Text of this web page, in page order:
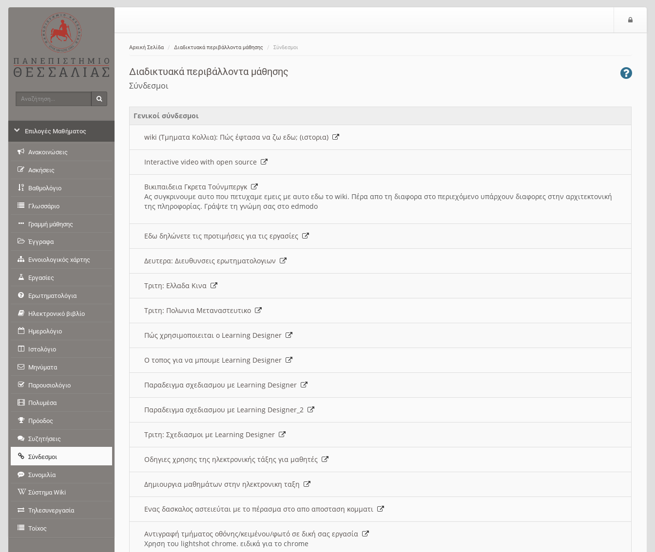
Αρχική Σελίδα Διαδικτυακά περιβάλλοντα μάθησης Σύνδεσμοι
Διαδικτυακά περιβάλλοντα μάθησης
Σύνδεσμοι
Γενικοί σύνδεσμοι
wiki (Τμηματα Κολλια): Πώς έφτασα να ζω εδω; (ιστορια)
Interactive video with open source
Βικιπαιδεια Γκρετα Τούνμπεργκ
Ας συγκρινουμε αυτο που πετυχαμε εμεις με αυτο εδω το wiki. Πέρα απο τη διαφορα στο περιεχόμενο υπάρχουν διαφορες στην αρχιτεκτονική
της πληροφορίας. Γράψτε τη γνώμη σας στο edmodo
Εδω δηλώνετε τις προτιμήσεις για τις εργασίες
Δευτερα: Διευθυνσεις ερωτηματολογιων
Τριτη: Ελλαδα Κινα
Τριτη: Πολωνια Μεταναστευτικο
Πώς χρησιμοποιειται ο Learning Designer
O τοπος για να μπουμε Learning Designer
Παραδειγμα σχεδιασμου με Learning Designer
Παραδειγμα σχεδιασμου με Learning Designer_2
Τριτη: Σχεδιασμοι με Learning Designer
Οδηγιες χρησης της ηλεκτρονικής τάξης για μαθητές
Δημιουργια μαθημάτων στην ηλεκτρονικη ταξη
Ενας δασκαλος αστειεύται με το πέρασμα στο απο αποσταση κομματι
Αντιγραφή τμήματος οθόνης/κειμένου/φωτό σε δική σας εργασία
Χρηση του lightshot chrome. ειδικά για το chrome
Αναζήτηση
Επιλογές Μαθήματος
Ανακοινώσεις
Ασκήσεις
Βαθμολόγιο
Γλωσσάριο
Γραμμή μάθησης
Έγγραφα
Εννοιολογικός χάρτης
Εργασίες
Ερωτηματολόγια
Ηλεκτρονικό βιβλίο
Ημερολόγιο
Ιστολόγιο
Μηνύματα
Παρουσιολόγιο
Πολυμέσα
Πρόοδος
Συζητήσεις
Σύνδεσμοι
Συνομιλία
Σύστημα Wiki
Τηλεσυνεργασία
Τοίχος